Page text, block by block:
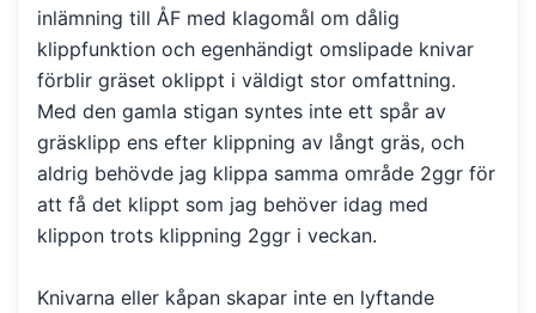
inlämning till ÅF med klagomål om dålig
klippfunktion och egenhändigt omslipade knivar
förblir gräset oklippt i väldigt stor omfattning.
Med den gamla stigan syntes inte ett spår av
gräsklipp ens efter klippning av långt gräs, och
aldrig behövde jag klippa samma område 2ggr för
att få det klippt som jag behöver idag med
klippon trots klippning 2ggr i veckan.
Knivarna eller kåpan skapar inte en lyftande